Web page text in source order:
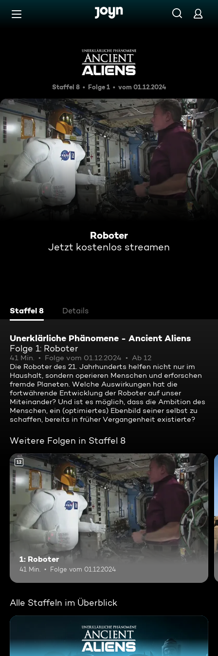
Zum Inhalt springen
Roboter
Staffel 8 Folge 1 vom 01.12.2024
Roboter
Jetzt kostenlos streamen
Staffel 8 Details
Unerklärliche Phänomene - Ancient Aliens
Folge 1: Roboter
41 Min. Folge vom 01.12.2024
Ab 12
Die Roboter des 21. Jahrhunderts helfen nicht nur im
Haushalt, sondern operieren Menschen und erforschen
fremde Planeten. Welche Auswirkungen hat die
fortwährende Entwicklung der Roboter auf unser
Miteinander? Und ist es möglich, dass die Ambition des
Menschen, ein (optimiertes) Ebenbild seiner selbst zu
schaffen, bereits in früher Vergangenheit existierte?
Weitere Folgen in Staffel 8
12
1: Roboter
41 Min. Folge vom 01.12.2024
Alle Staffeln im Überblick